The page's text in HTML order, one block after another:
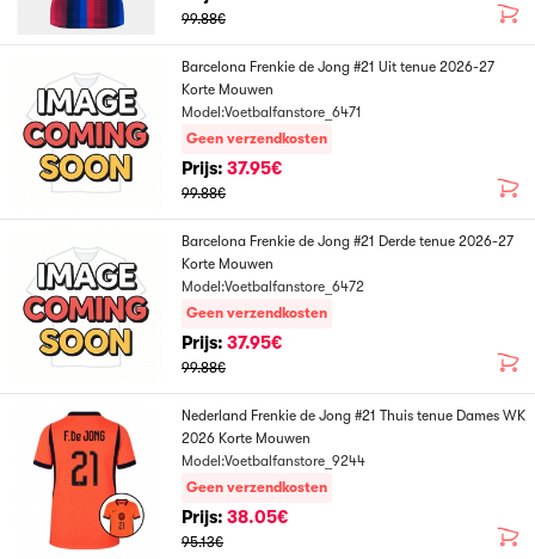
99.88€
Barcelona Frenkie de Jong #21 Uit tenue 2026-27
Korte Mouwen
Model:Voetbalfanstore_6471
Geen verzendkosten
Prijs: 37.95€
99.88€
Barcelona Frenkie de Jong #21 Derde tenue 2026-27
Korte Mouwen
Model:Voetbalfanstore_6472
Geen verzendkosten
Prijs: 37.95€
99.88€
Nederland Frenkie de Jong #21 Thuis tenue Dames WK
2026 Korte Mouwen
Model:Voetbalfanstore_9244
Geen verzendkosten
Prijs: 38.05€
95.13€